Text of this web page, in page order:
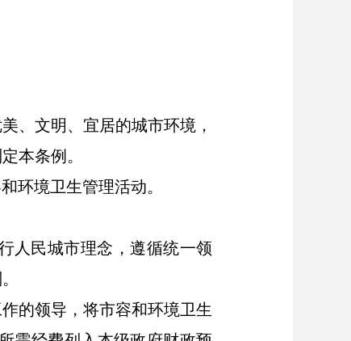
、文明、宜居的城市环境，
本条例。
环境卫生管理活动。
人民城市理念，遵循统一领
的领导，将市容和环境卫生